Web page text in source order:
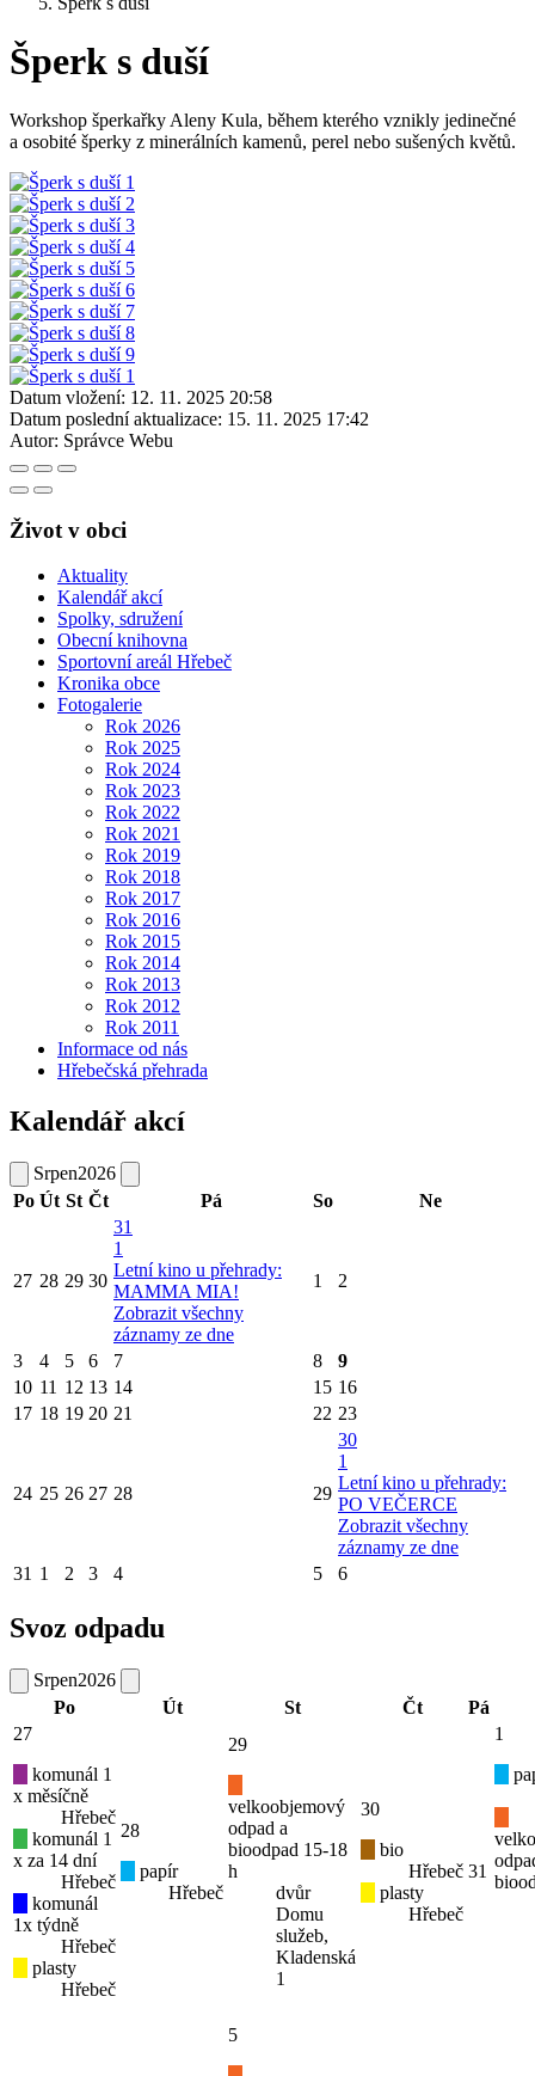
Šperk s duší
Workshop šperkařky Aleny Kula, během kterého vznikly jedinečné
a osobité šperky z minerálních kamenů, perel nebo sušených květů.
Datum vložení: 12. 11. 2025 20:58
Datum poslední aktualizace: 15. 11. 2025 17:42
Autor: Správce Webu
Život v obci
Aktuality
Kalendář akcí
Spolky, sdružení
Obecní knihovna
Sportovní areál Hřebeč
Kronika obce
Fotogalerie
Rok 2026
Rok 2025
Rok 2024
Rok 2023
Rok 2022
Rok 2021
Rok 2019
Rok 2018
Rok 2017
Rok 2016
Rok 2015
Rok 2014
Rok 2013
Rok 2012
Rok 2011
Informace od nás
Hřebečská přehrada
Kalendář akcí
Srpen2026
Po Út St Čt Pá So Ne
27 28 29 30
31
1
Letní kino u přehrady:
MAMMA MIA!
Zobrazit všechny
záznamy ze dne
1 2
3 4 5 6 7 8
9
10 11 12 13 14 15 16
17 18 19 20 21 22 23
24 25 26 27 28 29
30
1
Letní kino u přehrady:
PO VEČERCE
Zobrazit všechny
záznamy ze dne
31 1 2 3 4 5 6
Svoz odpadu
Srpen2026
Po
Út St Čt
Pá
27
komunál 1
x měsíčně
Hřebeč
komunál 1
x za 14 dní
Hřebeč
komunál
1x týdně
Hřebeč
plasty
Hřebeč
28
papír
Hřebeč
29
velkoobjemový
odpad a
bioodpad 15-18
h
dvůr
Domu
služeb,
Kladenská
1
30
bio
Hřebeč
plasty
Hřebeč
31
1
5